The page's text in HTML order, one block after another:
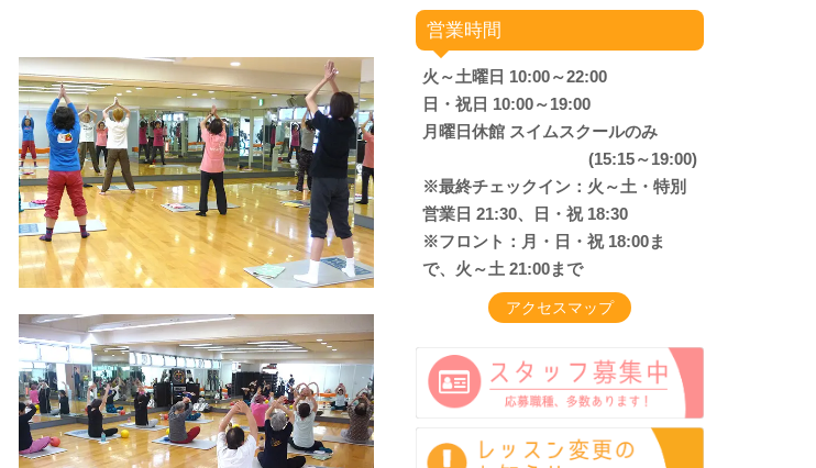
営業時間
火～土曜日 10:00～22:00
日・祝日 10:00～19:00
月曜日休館 スイムスクールのみ
(15:15～19:00)
※最終チェックイン：火～土・特別
営業日 21:30、日・祝 18:30
※フロント：月・日・祝 18:00ま
で、火～土 21:00まで
アクセスマップ